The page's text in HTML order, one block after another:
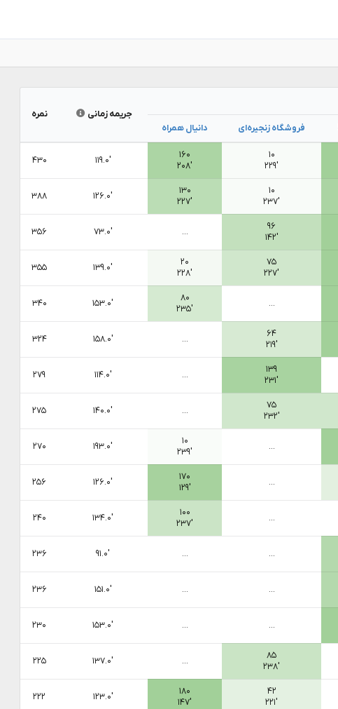
جریمه زمانی
نمره
فروشگاه زنجیره‌ای دانیال همراه
۱۰
۲۲۹′
۱۶۰
۲۰۸′
۱۱۹.۰′ ۴۳۰
۱۰
۲۳۷′
۱۳۰
۲۲۷′
۱۲۶.۰′ ۳۸۸
۹۶
۱۴۲′
... ۷۳.۰′ ۳۵۶
۷۵
۲۲۷′
۲۰
۲۲۸′
۱۳۹.۰′ ۳۵۵
...
۸۰
۲۳۵′
۱۵۳.۰′ ۳۴۰
۶۴
۲۱۹′
... ۱۵۸.۰′ ۳۲۴
۱۳۹
۲۳۱′
... ۱۱۴.۰′ ۲۷۹
۷۵
۲۳۲′
... ۱۴۰.۰′ ۲۷۵
...
۱۰
۲۳۹′
۱۹۳.۰′ ۲۷۰
...
۱۷۰
۱۲۹′
۱۲۶.۰′ ۲۵۶
...
۱۰۰
۲۳۷′
۱۳۴.۰′ ۲۴۰
...
... ۹۱.۰′ ۲۳۶
...
... ۱۵۱.۰′ ۲۳۶
...
... ۱۵۳.۰′ ۲۳۰
۸۵
۲۳۸′
... ۱۳۷.۰′ ۲۲۵
۴۲
۲۲۱′
۱۸۰
۱۴۷′
۱۲۳.۰′ ۲۲۲